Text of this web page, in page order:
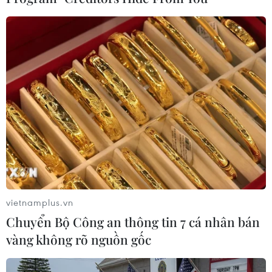
đổi địa điểm tổ chức hội nghị sẽ tăng cơ hội để
các nhóm phi lợi nhuận tham gia./.
(TTXVN/Vietnam+)
vietnamplus.vn
Chuyển Bộ Công an thông tin 7 cá nhân bán
vàng không rõ nguồn gốc